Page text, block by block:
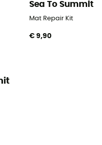
Sea To Summit
Mat Repair Kit
€ 9,90